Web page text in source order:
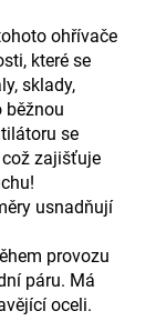
ohřívače
které se
sklady,
běžnou
se
zajišťuje
usnadňují
provozu
páru. Má
oceli.